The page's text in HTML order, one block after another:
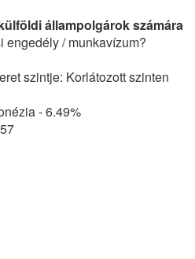
állampolgárok számára
/ munkavízum?
szintje: Korlátozott szinten
- 6.49%